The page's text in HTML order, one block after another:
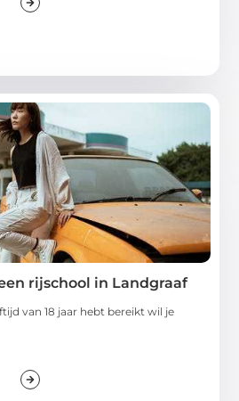
rijschool in Landgraaf
van 18 jaar hebt bereikt wil je